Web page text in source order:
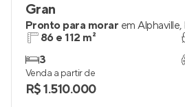
Gran
Pronto para morar em Alphaville,
86 e 112 m²
3
Venda a partir de
R$ 1.510.000